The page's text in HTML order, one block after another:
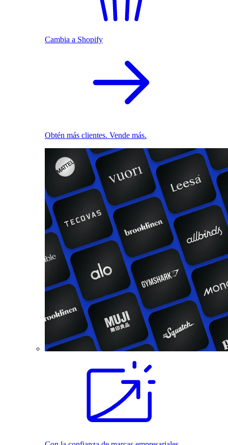
Cambia a Shopify
Obtén más clientes. Vende más.